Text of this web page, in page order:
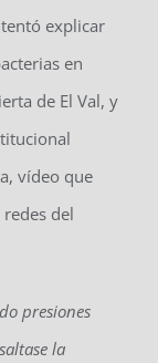
explicar
en
de El Val, y
vídeo que
del
presiones
la